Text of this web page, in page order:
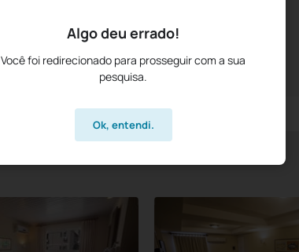
Algo deu errado!
Você foi redirecionado para prosseguir com a sua
pesquisa.
Ok, entendi.